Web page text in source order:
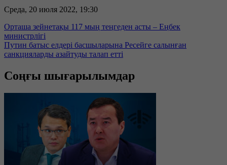
Среда, 20 июля 2022, 19:30
Орташа зейнетақы 117 мың теңгеден асты – Еңбек
министрлігі
Путин батыс елдері басшыларына Ресейге салынған
санкцияларды азайтуды талап етті
Соңғы шығарылымдар